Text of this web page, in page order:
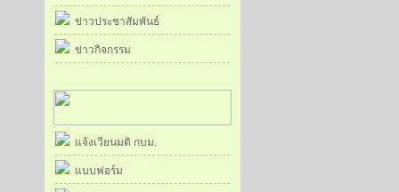
ข่าวประชาสัมพันธ์
ข่าวกิจกรรม
แจ้งเวียนมติ กบม.
แบบฟอร์ม